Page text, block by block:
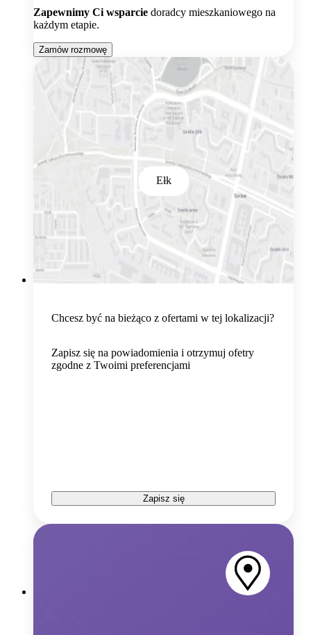
Zapewnimy Ci wsparcie doradcy mieszkaniowego na
każdym etapie.
Zamów rozmowę
Ełk
Chcesz być na bieżąco z ofertami w tej lokalizacji?
Zapisz się na powiadomienia i otrzymuj ofetry
zgodne z Twoimi preferencjami
Zapisz się